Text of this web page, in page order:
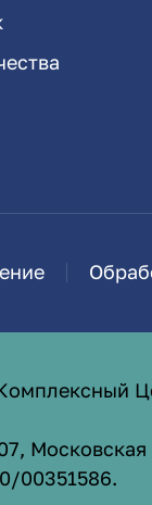
00351586.